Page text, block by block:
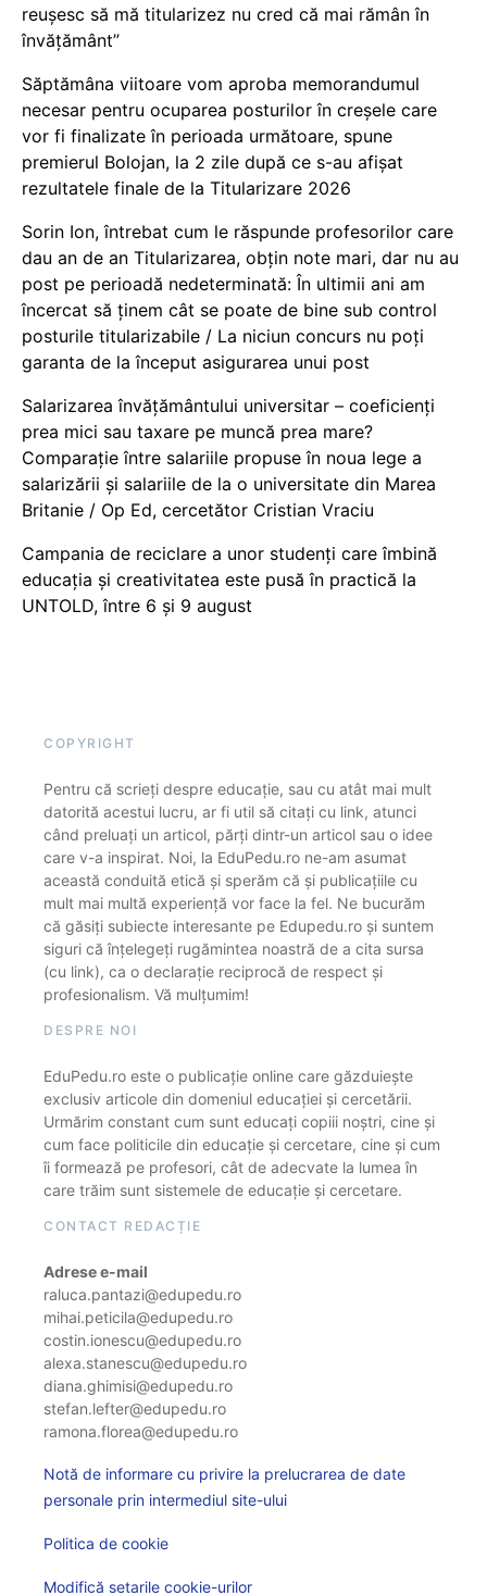
reușesc să mă titularizez nu cred că mai rămân în
învățământ”
Săptămâna viitoare vom aproba memorandumul
necesar pentru ocuparea posturilor în creșele care
vor fi finalizate în perioada următoare, spune
premierul Bolojan, la 2 zile după ce s-au afișat
rezultatele finale de la Titularizare 2026
Sorin Ion, întrebat cum le răspunde profesorilor care
dau an de an Titularizarea, obțin note mari, dar nu au
post pe perioadă nedeterminată: În ultimii ani am
încercat să ținem cât se poate de bine sub control
posturile titularizabile / La niciun concurs nu poți
garanta de la început asigurarea unui post
Salarizarea învățământului universitar – coeficienți
prea mici sau taxare pe muncă prea mare?
Comparație între salariile propuse în noua lege a
salarizării și salariile de la o universitate din Marea
Britanie / Op Ed, cercetător Cristian Vraciu
Campania de reciclare a unor studenți care îmbină
educația și creativitatea este pusă în practică la
UNTOLD, între 6 și 9 august
COPYRIGHT
Pentru că scrieți despre educație, sau cu atât mai mult
datorită acestui lucru, ar fi util să citați cu link, atunci
când preluați un articol, părți dintr-un articol sau o idee
care v-a inspirat. Noi, la EduPedu.ro ne-am asumat
această conduită etică și sperăm că și publicațiile cu
mult mai multă experiență vor face la fel. Ne bucurăm
că găsiți subiecte interesante pe Edupedu.ro și suntem
siguri că înțelegeți rugămintea noastră de a cita sursa
(cu link), ca o declarație reciprocă de respect și
profesionalism. Vă mulțumim!
DESPRE NOI
EduPedu.ro este o publicație online care găzduiește
exclusiv articole din domeniul educației și cercetării.
Urmărim constant cum sunt educați copiii noștri, cine și
cum face politicile din educație și cercetare, cine și cum
îi formează pe profesori, cât de adecvate la lumea în
care trăim sunt sistemele de educație și cercetare.
CONTACT REDACȚIE
Adrese e-mail
raluca.pantazi@edupedu.ro
mihai.peticila@edupedu.ro
costin.ionescu@edupedu.ro
alexa.stanescu@edupedu.ro
diana.ghimisi@edupedu.ro
stefan.lefter@edupedu.ro
ramona.florea@edupedu.ro
Notă de informare cu privire la prelucrarea de date
personale prin intermediul site-ului
Politica de cookie
Modifică setarile cookie-urilor